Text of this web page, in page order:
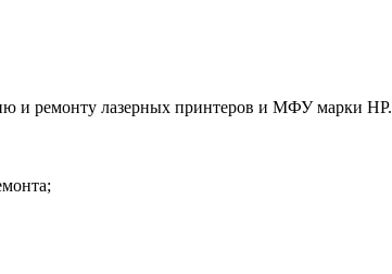
и ремонту лазерных принтеров и МФУ марки HP.